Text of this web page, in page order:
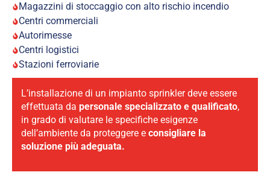
Magazzini di stoccaggio con alto rischio incendio
Centri commerciali
Autorimesse
Centri logistici
Stazioni ferroviarie
L’installazione di un impianto sprinkler deve essere
effettuata da personale specializzato e qualificato,
in grado di valutare le specifiche esigenze
dell’ambiente da proteggere e consigliare la
soluzione più adeguata.